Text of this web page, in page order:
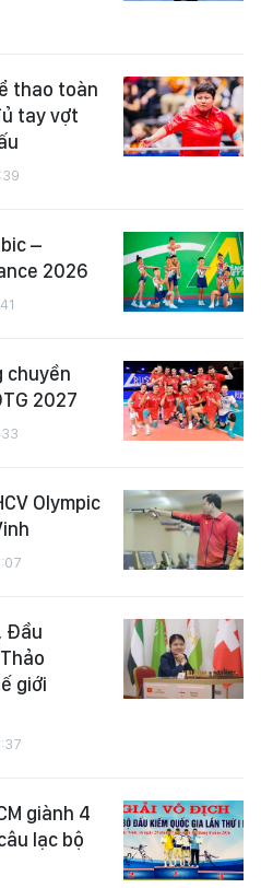
thao toàn
tay vợt
–
2026
chuyền
2027
Olympic
Đầu
giới
giành 4
lạc bộ